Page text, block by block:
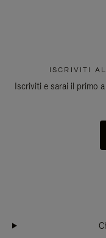
ISCRIVITI
Iscriviti e sarai il primo